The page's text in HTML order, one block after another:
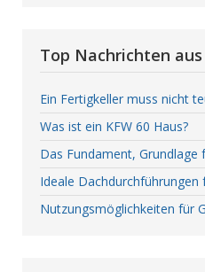
Top Nachrichten
Ein Fertigkeller muss nicht
Was ist ein KFW 60 Haus?
Das Fundament, Grundlage
Ideale
Nutzungsmöglichkeiten für